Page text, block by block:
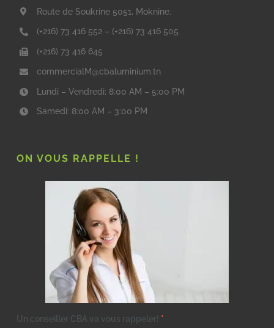
Route de Soukrine 5051, Moknine.
(+216) 73 416 552 – (+216) 73 416 505
(+216) 73 416 645
commercialM@cbaluminium.tn
Lundi – Vendredi: 8:00 AM – 5:00 PM
Samedi: 8:00 AM – 3:00 PM
ON VOUS RAPPELLE !
Un conseiller CBA va vous rappeler! *